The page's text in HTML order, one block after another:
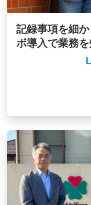
記録事項を細
ボ導入で業務